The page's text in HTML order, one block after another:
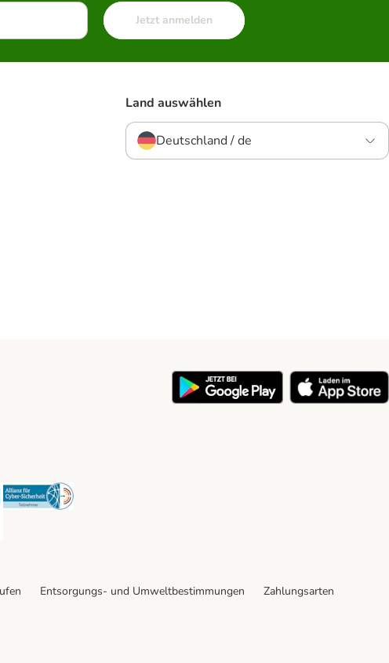
Jetzt anmelden
Land auswählen
Deutschland / de
Security Security
Entsorgungs- und Umweltbestimmungen
Zahlungsarten